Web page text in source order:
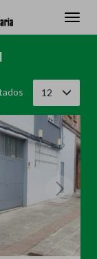
12